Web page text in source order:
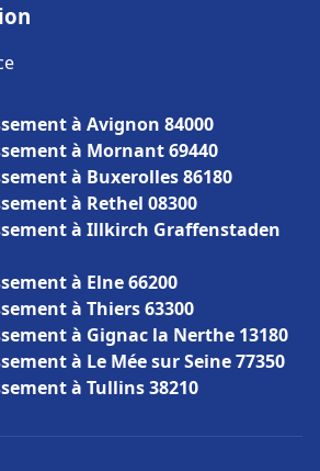
à Avignon 84000
à Mornant 69440
à Buxerolles 86180
à Rethel 08300
à Illkirch Graffenstaden
à Elne 66200
à Thiers 63300
à Gignac la Nerthe 13180
à Le Mée sur Seine 77350
à Tullins 38210